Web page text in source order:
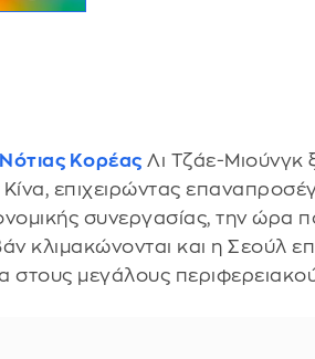
Νότιας Κορέας Λι Τζάε-Μιούνγκ
επιχειρώντας
συνεργασίας, την ώρα
κλιμακώνονται και η Σεούλ
στους μεγάλους